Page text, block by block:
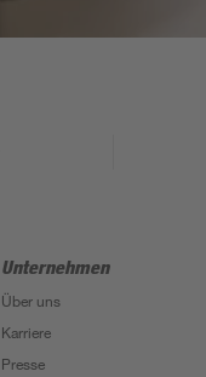
Unternehmen
Über uns
Karriere
Presse